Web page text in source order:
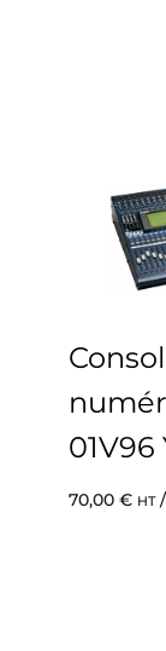
01V96
70,00 € HT/